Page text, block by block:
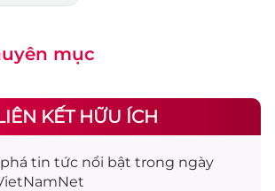
mục
KẾT HỮU ÍCH
tin tức nổi bật trong ngày